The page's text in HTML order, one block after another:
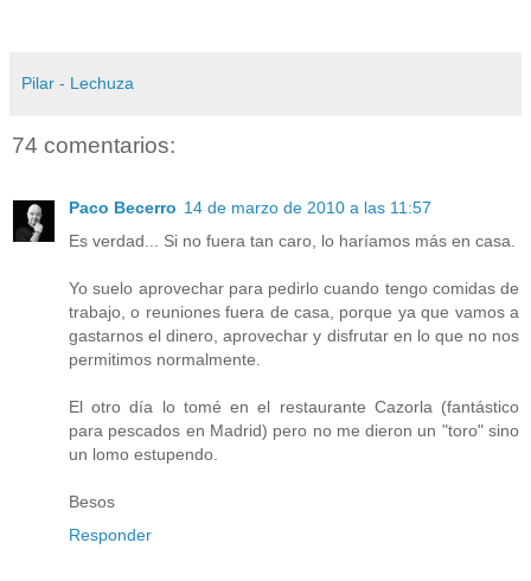
Pilar - Lechuza
74 comentarios:
Paco Becerro 14 de marzo de 2010 a las 11:57
Es verdad... Si no fuera tan caro, lo haríamos más en casa.
Yo suelo aprovechar para pedirlo cuando tengo comidas de
trabajo, o reuniones fuera de casa, porque ya que vamos a
gastarnos el dinero, aprovechar y disfrutar en lo que no nos
permitimos normalmente.
El otro día lo tomé en el restaurante Cazorla (fantástico
para pescados en Madrid) pero no me dieron un "toro" sino
un lomo estupendo.
Besos
Responder